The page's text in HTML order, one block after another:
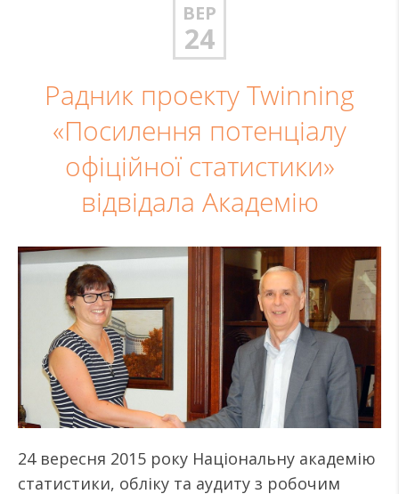
ВЕР
24
Радник проекту Twinning
«Посилення потенціалу
офіційної статистики»
відвідала Академію
24 вересня 2015 року Національну академію
статистики, обліку та аудиту з робочим